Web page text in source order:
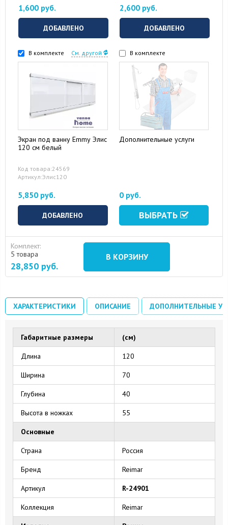
15 August 2024
1,600 руб.
ДОБАВЛЕНО
2,600 руб.
ДОБАВЛЕНО
В комплекте См. другой
Экран под ванну Emmy Элис
120 см белый
Код товара:24569
Артикул:Элис120
5,850 руб.
ДОБАВЛЕНО
В комплекте
Дополнительные услуги
0 руб.
ВЫБРАТЬ
Комплект:
5 товара
28,850 руб.
В КОРЗИНУ
ХАРАКТЕРИСТИКИ ОПИСАНИЕ ДОПОЛНИТЕЛЬНЫЕ
Габаритные размеры (см)
Длина 120
Ширина 70
Глубина 40
Высота в ножках 55
Основные
Страна Россия
Бренд Reimar
Артикул R-24901
Коллекция Reimar